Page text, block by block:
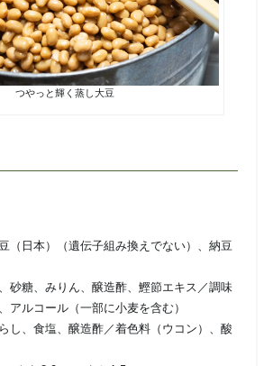
つやっと輝く蒸し大豆
（日本）（遺伝子組み換えでない）、納豆
砂糖、みりん、醸造酢、鰹節エキス／調味
アルコール（一部に小麦を含む）
し、食塩、醸造酢／着色料（ウコン）、酸